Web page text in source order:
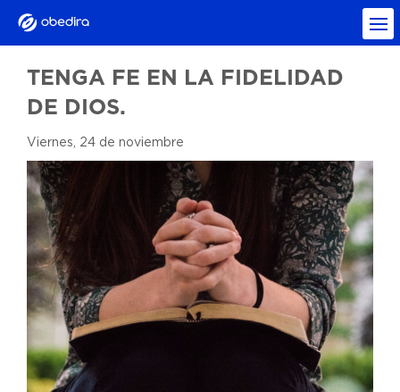
TENGA FE EN LA FIDELIDAD
DE DIOS.
Viernes, 24 de noviembre